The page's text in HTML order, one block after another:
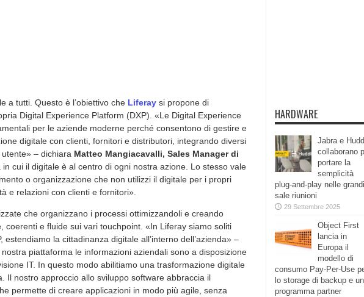
a tutti. Questo è l’obiettivo che Liferay si propone di
Digital Experience Platform (DXP). «Le Digital Experience
per le aziende moderne perché consentono di gestire e
digitale con clienti, fornitori e distributori, integrando diversi
– dichiara Matteo Mangiacavalli, Sales Manager di
in cui il digitale è al centro di ogni nostra azione. Lo stesso vale
o organizzazione che non utilizzi il digitale per i propri
e relazioni con clienti e fornitori».
che organizzano i processi ottimizzandoli e creando
coerenti e fluide sui vari touchpoint. «In Liferay siamo soliti
la cittadinanza digitale all’interno dell’azienda» –
piattaforma le informazioni aziendali sono a disposizione
IT. In questo modo abilitiamo una trasformazione digitale
Il nostro approccio allo sviluppo software abbraccia il
permette di creare applicazioni in modo più agile, senza
HARDWARE
Jabra e
collaborano
portare la
semplicità
plug-and-play nelle grandi
sale riunioni
29 Settembre 2025
Object First
lancia in
Europa il
modello di
consumo Pay-Per-Use
lo storage di backup e un
programma partner